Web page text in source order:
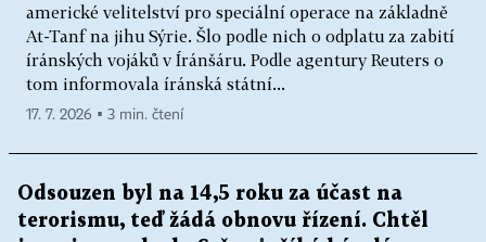
americké velitelství pro speciální operace na základně
At-Tanf na jihu Sýrie. Šlo podle nich o odplatu za zabití
íránských vojáků v Íránšáru. Podle agentury Reuters o
tom informovala íránská státní...
17. 7. 2026 ▪ 3 min. čtení
Odsouzen byl na 14,5 roku za účast na
terorismu, teď žádá obnovu řízení. Chtěl